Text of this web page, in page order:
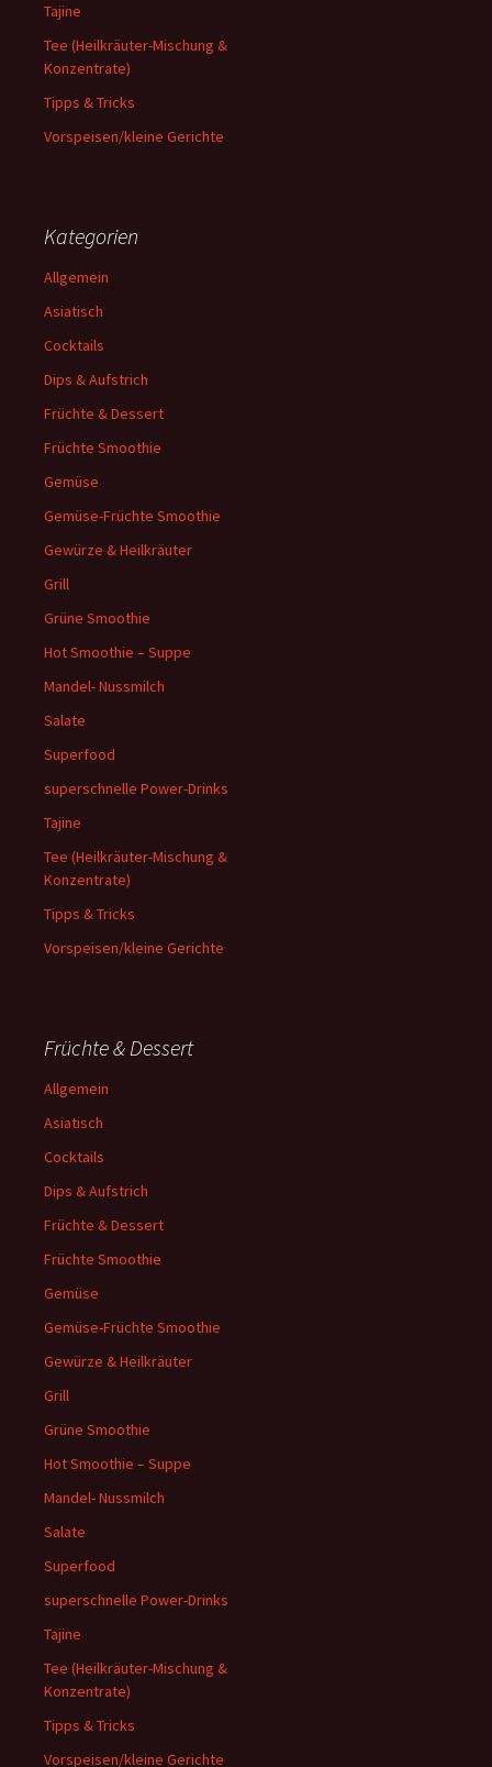
Tajine
Tee (Heilkräuter-Mischung &
Konzentrate)
Tipps & Tricks
Vorspeisen/kleine Gerichte
Kategorien
Allgemein
Asiatisch
Cocktails
Dips & Aufstrich
Früchte & Dessert
Früchte Smoothie
Gemüse
Gemüse-Früchte Smoothie
Gewürze & Heilkräuter
Grill
Grüne Smoothie
Hot Smoothie – Suppe
Mandel- Nussmilch
Salate
Superfood
superschnelle Power-Drinks
Tajine
Tee (Heilkräuter-Mischung &
Konzentrate)
Tipps & Tricks
Vorspeisen/kleine Gerichte
Früchte & Dessert
Allgemein
Asiatisch
Cocktails
Dips & Aufstrich
Früchte & Dessert
Früchte Smoothie
Gemüse
Gemüse-Früchte Smoothie
Gewürze & Heilkräuter
Grill
Grüne Smoothie
Hot Smoothie – Suppe
Mandel- Nussmilch
Salate
Superfood
superschnelle Power-Drinks
Tajine
Tee (Heilkräuter-Mischung &
Konzentrate)
Tipps & Tricks
Vorspeisen/kleine Gerichte